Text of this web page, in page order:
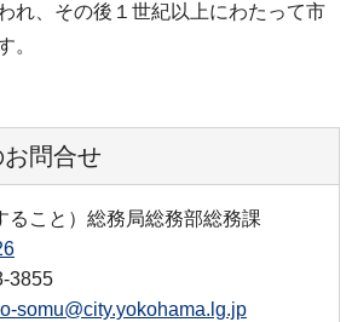
れ、その後１世紀以上にわたって市
。
問合せ
ること）総務局総務部総務課
3855
somu@city.yokohama.lg.jp